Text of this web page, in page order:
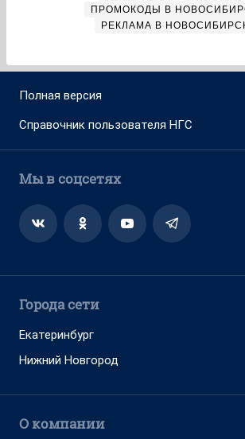
ПРОМОКОДЫ В
РЕКЛАМА В
Полная версия
Справочник пользователя НГС
Мы в соцсетях
Города сети
Екатеринбург
Нижний Новгород
О компании